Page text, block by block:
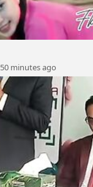
50 minutes ago